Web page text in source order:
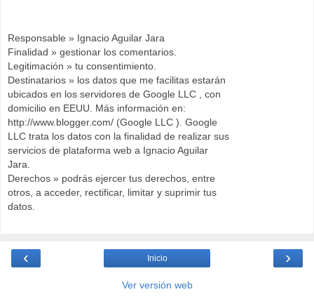
Responsable » Ignacio Aguilar Jara
Finalidad » gestionar los comentarios.
Legitimación » tu consentimiento.
Destinatarios » los datos que me facilitas estarán
ubicados en los servidores de Google LLC , con
domicilio en EEUU. Más información en:
http://www.blogger.com/ (Google LLC ). Google
LLC trata los datos con la finalidad de realizar sus
servicios de plataforma web a Ignacio Aguilar
Jara.
Derechos » podrás ejercer tus derechos, entre
otros, a acceder, rectificar, limitar y suprimir tus
datos.
‹ ›
Inicio
Ver versión web